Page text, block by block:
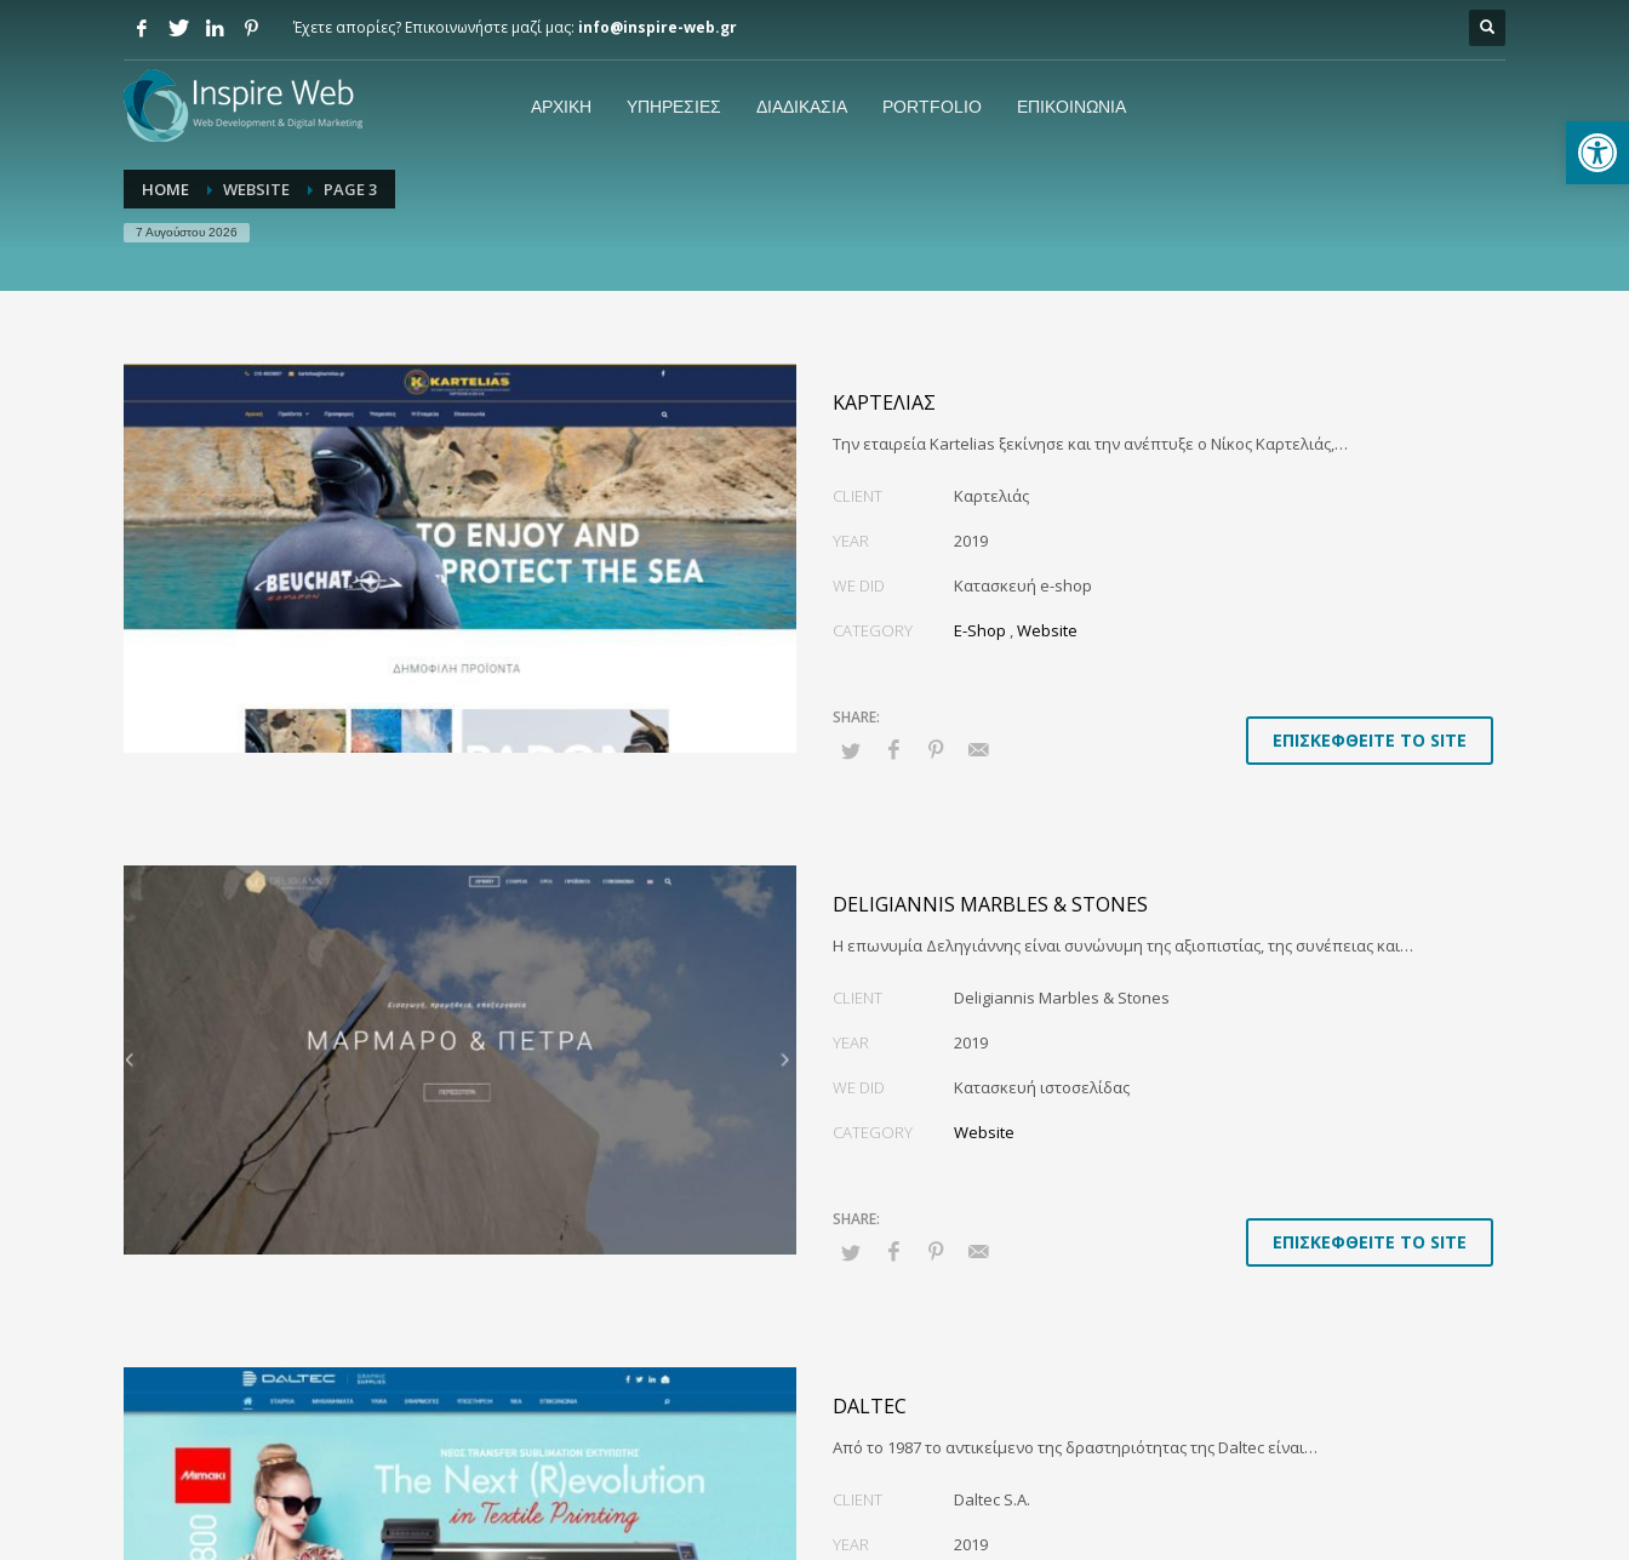
Έχετε απορίες? Επικοινωνήστε μαζί μας: info@inspire-web.gr
ΑΡΧΙΚΗ ΥΠΗΡΕΣΙΕΣ ΔΙΑΔΙΚΑΣΙΑ PORTFOLIO ΕΠΙΚΟΙΝΩΝΙΑ
HOME WEBSITE PAGE 3
7 Αυγούστου 2026
ΚΑΡΤΕΛΙΆΣ
Την εταιρεία Kartelias ξεκίνησε και την ανέπτυξε ο Νίκος Καρτελιάς,…
CLIENT Καρτελιάς
YEAR 2019
WE DID Κατασκευή e-shop
CATEGORY E-Shop ,Website
ΕΠΙΣΚΕΦΘΕΙΤΕ ΤΟ SITE
DELIGIANNIS MARBLES & STONES
Η επωνυμία Δεληγιάννης είναι συνώνυμη της αξιοπιστίας, της συνέπειας και…
CLIENT Deligiannis Marbles & Stones
YEAR 2019
WE DID Κατασκευή ιστοσελίδας
CATEGORY Website
ΕΠΙΣΚΕΦΘΕΙΤΕ ΤΟ SITE
DALTEC
Από το 1987 το αντικείμενο της δραστηριότητας της Daltec είναι…
CLIENT Daltec S.A.
YEAR 2019